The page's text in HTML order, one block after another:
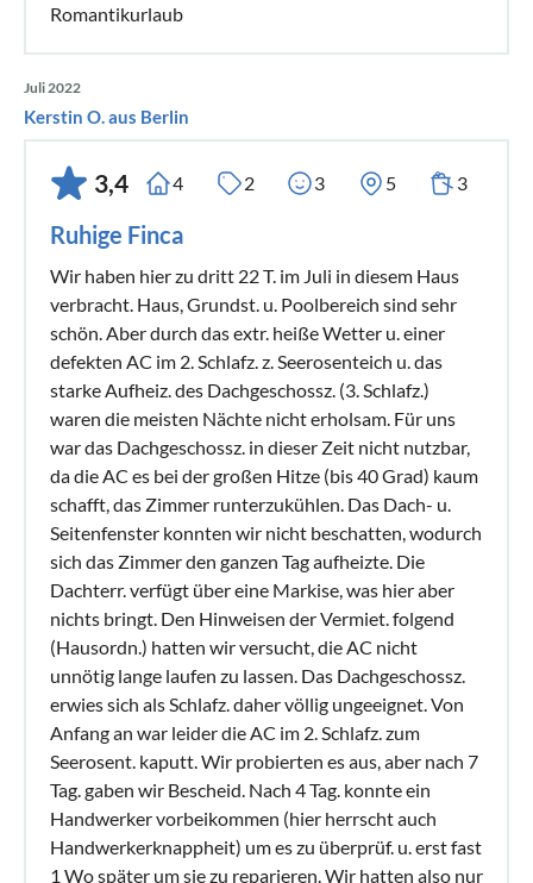
Romantikurlaub
Juli 2022
Kerstin O. aus Berlin
3,4 4 2 3 5 3
Ruhige Finca
Wir haben hier zu dritt 22 T. im Juli in diesem Haus
verbracht. Haus, Grundst. u. Poolbereich sind sehr
schön. Aber durch das extr. heiße Wetter u. einer
defekten AC im 2. Schlafz. z. Seerosenteich u. das
starke Aufheiz. des Dachgeschossz. (3. Schlafz.)
waren die meisten Nächte nicht erholsam. Für uns
war das Dachgeschossz. in dieser Zeit nicht nutzbar,
da die AC es bei der großen Hitze (bis 40 Grad) kaum
schafft, das Zimmer runterzukühlen. Das Dach- u.
Seitenfenster konnten wir nicht beschatten, wodurch
sich das Zimmer den ganzen Tag aufheizte. Die
Dachterr. verfügt über eine Markise, was hier aber
nichts bringt. Den Hinweisen der Vermiet. folgend
(Hausordn.) hatten wir versucht, die AC nicht
unnötig lange laufen zu lassen. Das Dachgeschossz.
erwies sich als Schlafz. daher völlig ungeeignet. Von
Anfang an war leider die AC im 2. Schlafz. zum
Seerosent. kaputt. Wir probierten es aus, aber nach 7
Tag. gaben wir Bescheid. Nach 4 Tag. konnte ein
Handwerker vorbeikommen (hier herrscht auch
Handwerkerknappheit) um es zu überprüf. u. erst fast
1 Wo später um sie zu reparieren. Wir hatten also nur